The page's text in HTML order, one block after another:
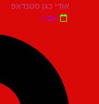
אודי כגן סטנדאפ
יום ו'